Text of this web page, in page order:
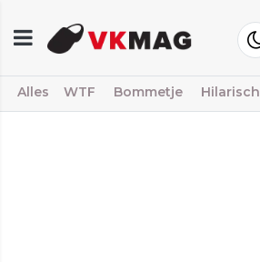
Alles WTF Bommetje Hilarisch